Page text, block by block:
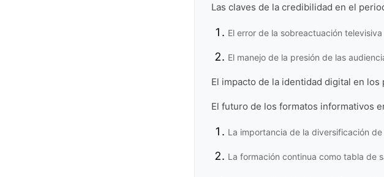
Las claves de la credibilidad en el
El error de la sobreactuación televisiva
El manejo de la presión de las
El impacto de la identidad digital en
El futuro de los formatos informativos
La importancia de la diversificación
La formación continua como tabla de